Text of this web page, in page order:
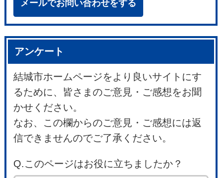
メールでお問い合わせをする
アンケート
結城市ホームページをより良いサイトにす
るために、皆さまのご意見・ご感想をお聞
かせください。
なお、この欄からのご意見・ご感想には返
信できませんのでご了承ください。
Q.このページはお役に立ちましたか？